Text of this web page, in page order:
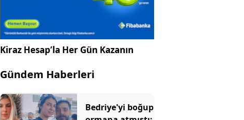
Kiraz Hesap’la Her Gün Kazanın
Gündem Haberleri
Bedriye'yi boğup